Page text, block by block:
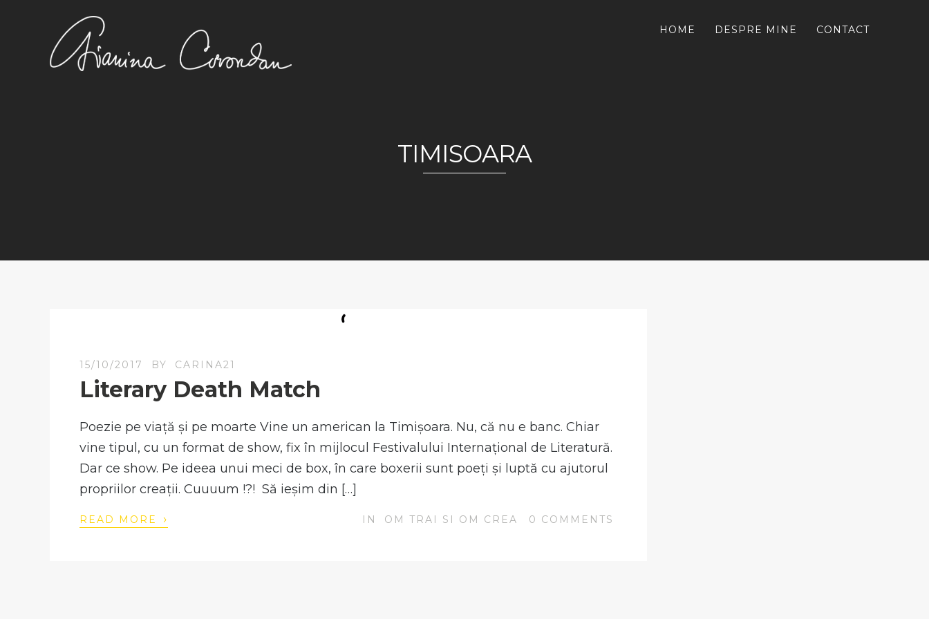
HOME DESPRE MINE CONTACT
TIMISOARA
15/10/2017 BY CARINA21
Literary Death Match
Poezie pe viață și pe moarte Vine un american la Timișoara. Nu, că nu e banc. Chiar
vine tipul, cu un format de show, fix în mijlocul Festivalului Internațional de Literatură.
Dar ce show. Pe ideea unui meci de box, în care boxerii sunt poeți și luptă cu ajutorul
propriilor creații. Cuuuum !?! Să ieșim din […]
READ MORE › IN OM TRAI SI OM CREA 0 COMMENTS